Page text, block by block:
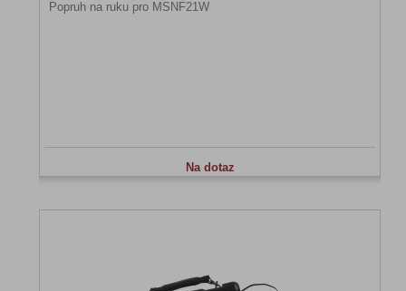
Popruh na ruku pro MSNF21W
Na dotaz